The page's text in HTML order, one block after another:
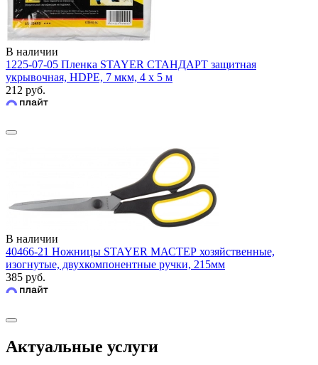
В наличии
1225-07-05 Пленка STAYER СТАНДАРТ защитная
укрывочная, HDPE, 7 мкм, 4 х 5 м
212 руб.
В наличии
40466-21 Ножницы STAYER МАСТЕР хозяйственные,
изогнутые, двухкомпонентные ручки, 215мм
385 руб.
Актуальные услуги